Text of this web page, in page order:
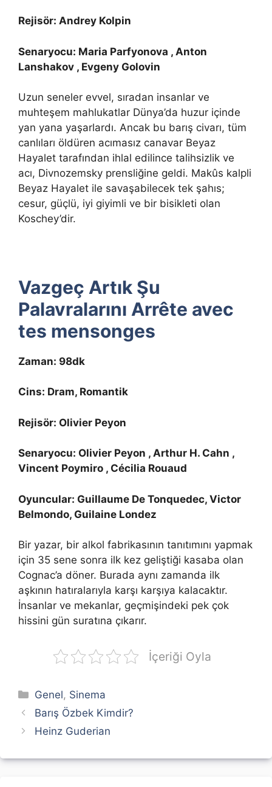
Rejisör: Andrey Kolpin
Senaryocu: Maria Parfyonova , Anton
Lanshakov , Evgeny Golovin
Uzun seneler evvel, sıradan insanlar ve
muhteşem mahlukatlar Dünya’da huzur içinde
yan yana yaşarlardı. Ancak bu barış civarı, tüm
canlıları öldüren acımasız canavar Beyaz
Hayalet tarafından ihlal edilince talihsizlik ve
acı, Divnozemsky prensliğine geldi. Makûs kalpli
Beyaz Hayalet ile savaşabilecek tek şahıs;
cesur, güçlü, iyi giyimli ve bir bisikleti olan
Koschey’dir.
Vazgeç Artık Şu
Palavralarını Arrête avec
tes mensonges
Zaman: 98dk
Cins: Dram, Romantik
Rejisör: Olivier Peyon
Senaryocu: Olivier Peyon , Arthur H. Cahn ,
Vincent Poymiro , Cécilia Rouaud
Oyuncular: Guillaume De Tonquedec, Victor
Belmondo, Guilaine Londez
Bir yazar, bir alkol fabrikasının tanıtımını yapmak
için 35 sene sonra ilk kez geliştiği kasaba olan
Cognac’a döner. Burada aynı zamanda ilk
aşkının hatıralarıyla karşı karşıya kalacaktır.
İnsanlar ve mekanlar, geçmişindeki pek çok
hissini gün suratına çıkarır.
İçeriği Oyla
Kategoriler
Genel, Sinema
Barış Özbek Kimdir?
Heinz Guderian